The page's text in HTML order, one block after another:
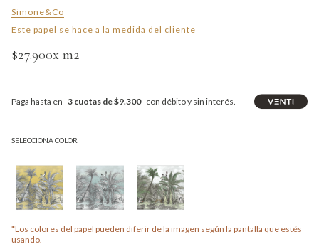
Simone&Co
Este papel se hace a la medida del cliente
$27.900x m2
Paga hasta en 3 cuotas de $9.300 con débito y sin interés.
SELECCIONA COLOR
*Los colores del papel pueden diferir de la imagen según la pantalla que estés
usando.